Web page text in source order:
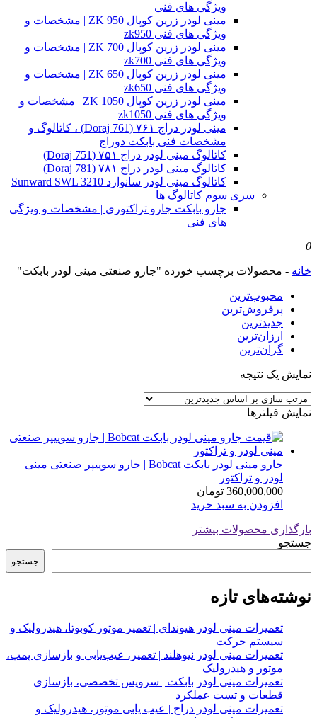
ویژگی های فنی
مینی لودر زرین کوپال ZK 950 | مشخصات و
ویژگی های فنی zk950
مینی لودر زرین کوپال ZK 700 | مشخصات و
ویژگی های فنی zk700
مینی لودر زرین کوپال ZK 650 | مشخصات و
ویژگی های فنی zk650
مینی لودر زرین کوپال ZK 1050 | مشخصات و
ویژگی های فنی zk1050
مینی لودر دراج ۷۶۱ (Doraj 761) ، کاتالوگ و
مشخصات فنی بابکت دوراج
کاتالوگ مینی لودر دراج ۷۵۱ (Doraj 751)
کاتالوگ مینی لودر دراج ۷۸۱ (Doraj 781)
کاتالوگ مینی لودر سانوارد Sunward SWL 3210
سری سوم کاتالوگ ها
جارو بابکت جارو تراکتوری | مشخصات و ویژگی
های فنی
0
خانه - محصولات برچسب خورده "جارو صنعتی مینی لودر بابکت"
محبوب‌ترین
پرفروش‌ترین
جدیدترین
ارزان‌ترین
گران‌ترین
نمایش یک نتیجه
نمایش فیلترها
جارو مینی لودر بابکت Bobcat | جارو سوییپر صنعتی مینی
لودر و تراکتور
360,000,000 تومان
افزودن به سبد خرید
بارگذاری محصولات بیشتر
جستجو
جستجو
نوشته‌های تازه
تعمیرات مینی لودر هیوندای | تعمیر موتور کوبوتا، هیدرولیک و
سیستم حرکت
تعمیرات مینی لودر نیوهلند | تعمیر، عیب‌یابی و بازسازی پمپ،
موتور و هیدرولیک
تعمیرات مینی لودر بابکت | سرویس تخصصی، بازسازی
قطعات و تست عملکرد
تعمیرات مینی لودر دراج | عیب یابی موتور، هیدرولیک و